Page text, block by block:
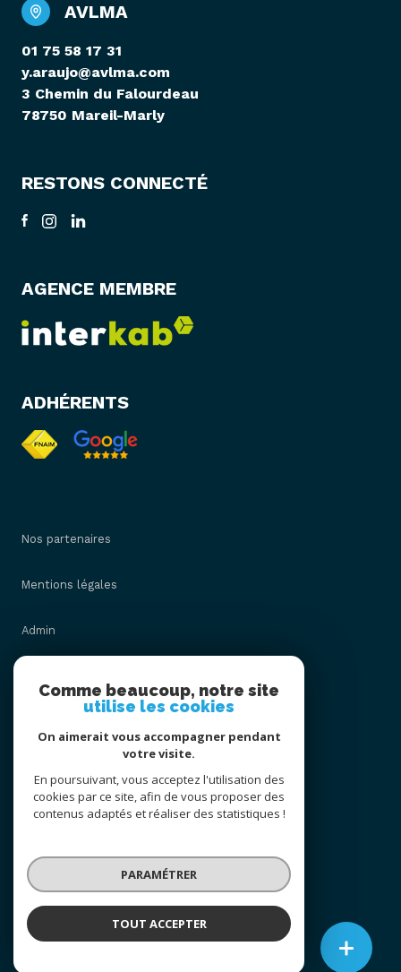
AVLMA
01 75 58 17 31
y.araujo@avlma.com
3 Chemin du Falourdeau
78750 Mareil-Marly
RESTONS CONNECTÉ
AGENCE MEMBRE
ADHÉRENTS
Nos partenaires
Mentions légales
Admin
Réalisé par
Comme beaucoup, notre site
utilise les cookies
On aimerait vous accompagner pendant
votre visite.
En poursuivant, vous acceptez l'utilisation des
cookies par ce site, afin de vous proposer des
contenus adaptés et réaliser des statistiques !
PARAMÉTRER
TOUT ACCEPTER